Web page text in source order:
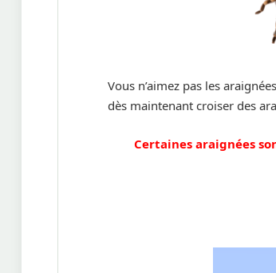
Vous n’aimez pas les
dès maintenant croiser des
Certaines araignées